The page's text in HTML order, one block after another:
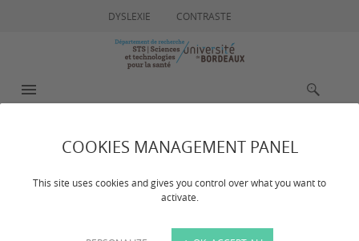
COOKIES MANAGEMENT PANEL
This site uses cookies and gives you control over what you want to
activate.
DYSLEXIE CONTRASTE
Lauréats 2023
le 03/03/2025